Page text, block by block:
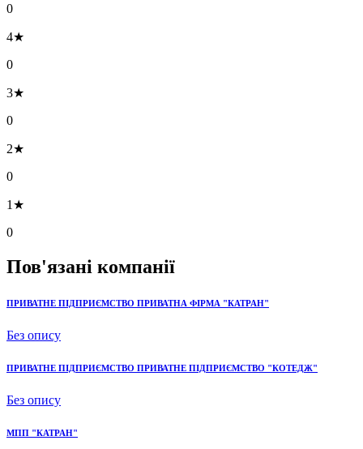
0
4★
0
3★
0
2★
0
1★
0
Пов'язані компанії
ПРИВАТНЕ ПІДПРИЄМСТВО ПРИВАТНА ФІРМА "КАТРАН"
Без опису
ПРИВАТНЕ ПІДПРИЄМСТВО ПРИВАТНЕ ПІДПРИЄМСТВО "КОТЕДЖ"
Без опису
МПП "КАТРАН"